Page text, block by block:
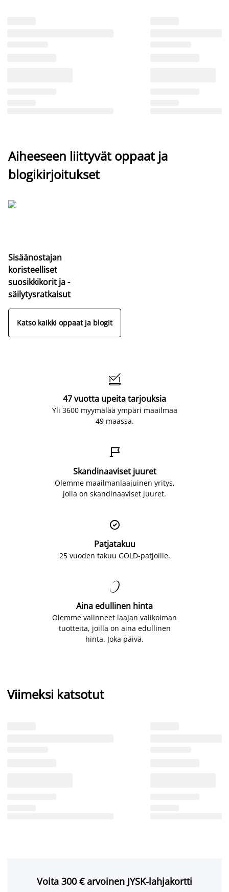
Aiheeseen liittyvät oppaat ja
blogikirjoitukset
Sisäänostajan
koristeelliset
suosikkikorit ja -
säilytysratkaisut
Katso kaikki oppaat ja blogit

47 vuotta upeita tarjouksia
Yli 3600 myymälää ympäri maailmaa
49 maassa.

Skandinaaviset juuret
Olemme maailmanlaajuinen yritys,
jolla on skandinaaviset juuret.

Patjatakuu
25 vuoden takuu GOLD-patjoille.

Aina edullinen hinta
Olemme valinneet laajan valikoiman
tuotteita, joilla on aina edullinen
hinta. Joka päivä.
Viimeksi katsotut
Voita 300 € arvoinen JYSK-lahjakortti